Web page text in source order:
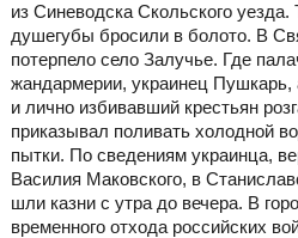
из Синеводска Скольского
душегубы бросили в болото. В
потерпело село Залучье. Где
жандармерии, украинец Пушкарь,
и лично избивавший крестьян
приказывал поливать холодной
пытки. По сведениям украинца,
Василия Маковского, в
шли казни с утра до вечера. В
временного отхода российских